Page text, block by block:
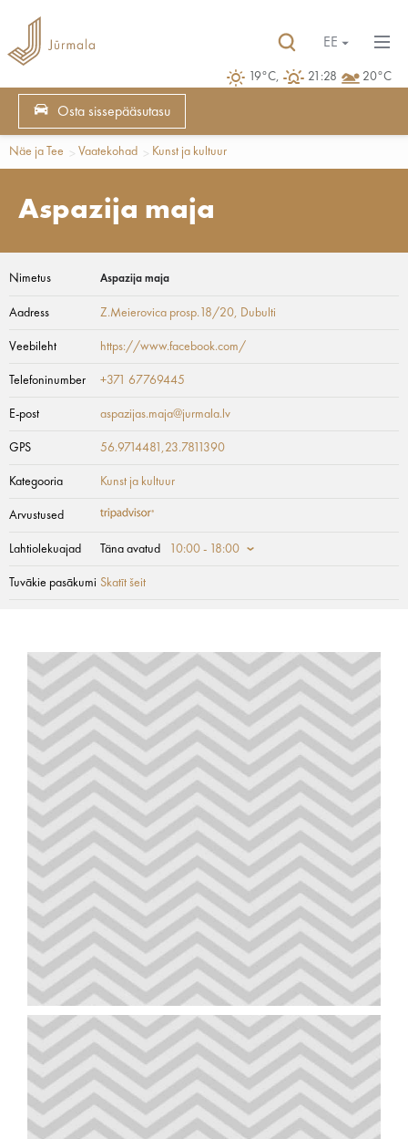
19°C, 21:28 20°C
EE
Osta sissepääsutasu
Näe ja Tee Vaatekohad Kunst ja kultuur
Aspazija maja
Nimetus Aspazija maja
Aadress Z.Meierovica prosp.18/20, Dubulti
Veebileht https://www.facebook.com/
Telefoninumber +371 67769445
E-post aspazijas.maja@jurmala.lv
GPS 56.9714481,23.7811390
Kategooria Kunst ja kultuur
Arvustused
Lahtiolekuajad Täna avatud 10:00 - 18:00
Tuvākie pasākumi Skatīt šeit